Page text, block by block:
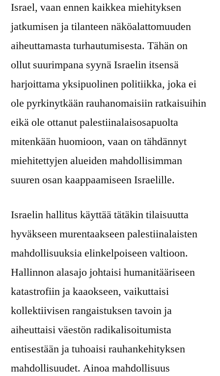
Israel, vaan ennen kaikkea miehityksen
jatkumisen ja tilanteen näköalattomuuden
aiheuttamasta turhautumisesta. Tähän on
ollut suurimpana syynä Israelin itsensä
harjoittama yksipuolinen politiikka, joka ei
ole pyrkinytkään rauhanomaisiin ratkaisuihin
eikä ole ottanut palestiinalaisosapuolta
mitenkään huomioon, vaan on tähdännyt
miehitettyjen alueiden mahdollisimman
suuren osan kaappaamiseen Israelille.
Israelin hallitus käyttää tätäkin tilaisuutta
hyväkseen murentaakseen palestiinalaisten
mahdollisuuksia elinkelpoiseen valtioon.
Hallinnon alasajo johtaisi humanitääriseen
katastrofiin ja kaaokseen, vaikuttaisi
kollektiivisen rangaistuksen tavoin ja
aiheuttaisi väestön radikalisoitumista
entisestään ja tuhoaisi rauhankehityksen
mahdollisuudet. Ainoa mahdollisuus